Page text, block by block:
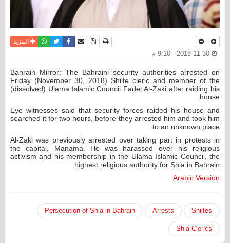
نسخة للطباعة
حفظ الموضوع
أرسل الى صديق
فيسبوكتويترواتسابالمزيد
Bahrain Mirror: The Bahraini security authorities arrested on
Friday (November 30, 2018) Shiite cleric and member of the
(dissolved) Ulama Islamic Council Fadel Al-Zaki after raiding his
house.
Eye witnesses said that security forces raided his house and
searched it for two hours, before they arrested him and took him
to an unknown place.
Al-Zaki was previously arrested over taking part in protests in
the capital, Manama. He was harassed over his religious
activism and his membership in the Ulama Islamic Council, the
highest religious authority for Shia in Bahrain.
Arabic Version
Shiites
Arrests
Persecution of Shia in Bahrain
Shia Clerics